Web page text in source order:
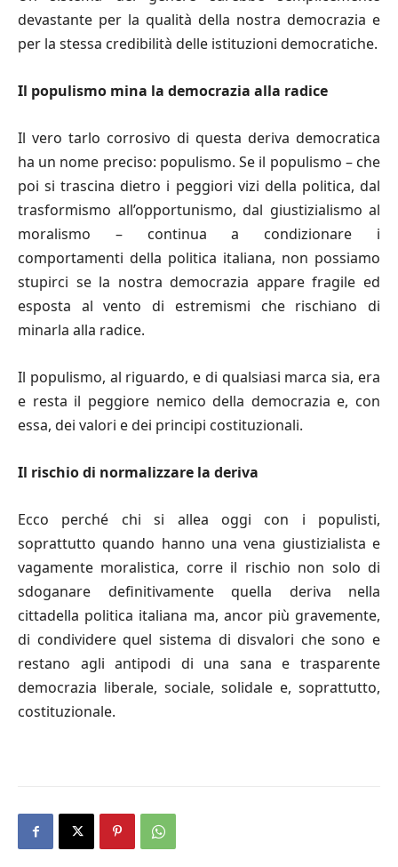
devastante per la qualità della nostra democrazia e
per la stessa credibilità delle istituzioni democratiche.
Il populismo mina la democrazia alla radice
Il vero tarlo corrosivo di questa deriva democratica
ha un nome preciso: populismo. Se il populismo – che
poi si trascina dietro i peggiori vizi della politica, dal
trasformismo all’opportunismo, dal giustizialismo al
moralismo – continua a condizionare i
comportamenti della politica italiana, non possiamo
stupirci se la nostra democrazia appare fragile ed
esposta al vento di estremismi che rischiano di
minarla alla radice.
Il populismo, al riguardo, e di qualsiasi marca sia, era
e resta il peggiore nemico della democrazia e, con
essa, dei valori e dei principi costituzionali.
Il rischio di normalizzare la deriva
Ecco perché chi si allea oggi con i populisti,
soprattutto quando hanno una vena giustizialista e
vagamente moralistica, corre il rischio non solo di
sdoganare definitivamente quella deriva nella
cittadella politica italiana ma, ancor più gravemente,
di condividere quel sistema di disvalori che sono e
restano agli antipodi di una sana e trasparente
democrazia liberale, sociale, solidale e, soprattutto,
costituzionale.